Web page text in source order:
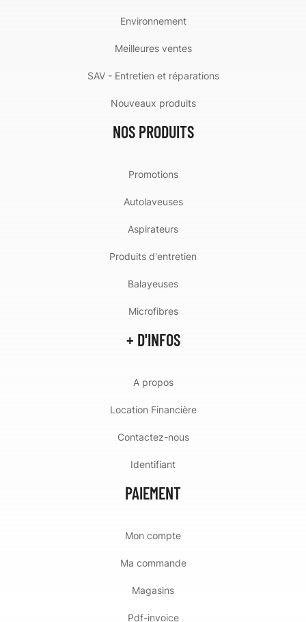
Environnement
Meilleures ventes
SAV - Entretien et réparations
Nouveaux produits
NOS PRODUITS
Promotions
Autolaveuses
Aspirateurs
Produits d'entretien
Balayeuses
Microfibres
+ D'INFOS
A propos
Location Financière
Contactez-nous
Identifiant
PAIEMENT
Mon compte
Ma commande
Magasins
Pdf-invoice